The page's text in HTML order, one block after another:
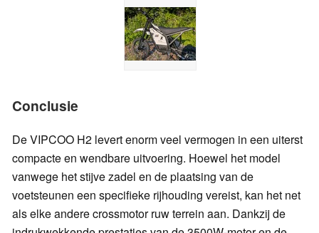
Conclusie
De VIPCOO H2 levert enorm veel vermogen in een uiterst
compacte en wendbare uitvoering. Hoewel het model
vanwege het stijve zadel en de plaatsing van de
voetsteunen een specifieke rijhouding vereist, kan het net
als elke andere crossmotor ruw terrein aan. Dankzij de